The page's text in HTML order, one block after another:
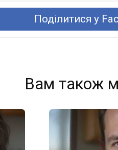
Поділитися у
Вам також